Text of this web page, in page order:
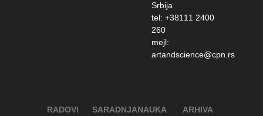
Srbija
tel: +38111 2400
260
mejl:
artandscience@cpn.rs
RADOVI SARADNJANAUKA ARHIVA